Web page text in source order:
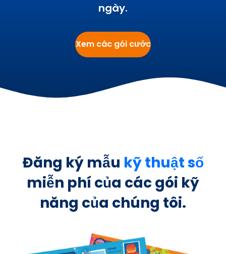
ngày.
Xem các gói cước
Đăng ký mẫu kỹ thuật số
miễn phí của các gói kỹ
năng của chúng tôi.